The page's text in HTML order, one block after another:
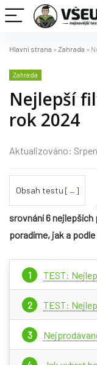
Hlavní strana » Zahrada »
Zahrada
Nejlepší
rok 2024
Aktualizováno:
Obsah testu [ ←]
srovnání 6
poradíme, jak a
TEST:
TEST: